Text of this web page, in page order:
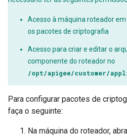
Acesso à máquina roteador
os pacotes de criptografia
Acesso para criar e editar o
componente do roteador no
/opt/apigee/customer/
Para configurar pacotes de
faça o seguinte:
Na máquina do roteador,